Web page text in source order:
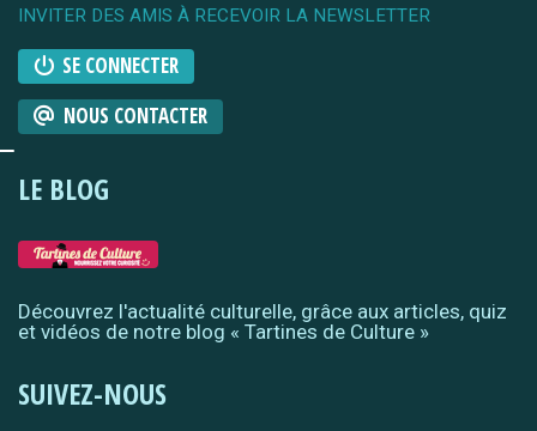
INVITER DES AMIS À RECEVOIR LA NEWSLETTER
SE CONNECTER
NOUS CONTACTER
LE BLOG
Découvrez l'actualité culturelle, grâce aux articles, quiz
et vidéos de notre blog « Tartines de Culture »
SUIVEZ-NOUS